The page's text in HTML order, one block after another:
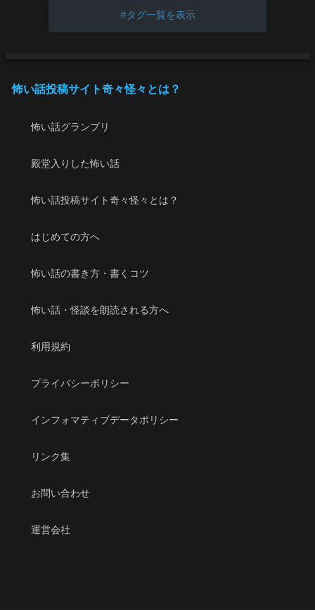
タグ一覧を表示
怖い話投稿サイト奇々怪々とは？
怖い話グランプリ
殿堂入りした怖い話
怖い話投稿サイト奇々怪々とは？
はじめての方へ
怖い話の書き方・書くコツ
怖い話・怪談を朗読される方へ
利用規約
プライバシーポリシー
インフォマティブデータポリシー
リンク集
お問い合わせ
運営会社